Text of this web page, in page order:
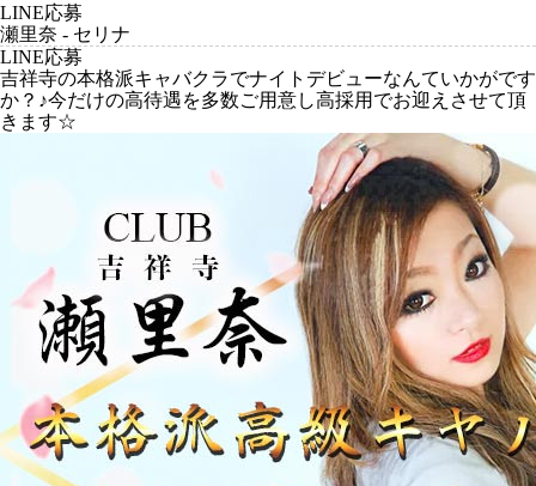
LINE応募
瀬里奈 - セリナ
LINE応募
吉祥寺の本格派キャバクラでナイトデビューなんていかがです
か？♪今だけの高待遇を多数ご用意し高採用でお迎えさせて頂
きます☆